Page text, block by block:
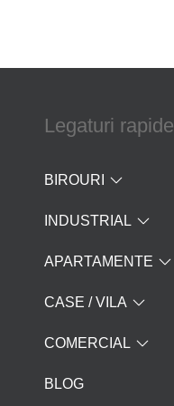
Legaturi rapide
BIROURI
INDUSTRIAL
APARTAMENTE
CASE / VILA
COMERCIAL
BLOG